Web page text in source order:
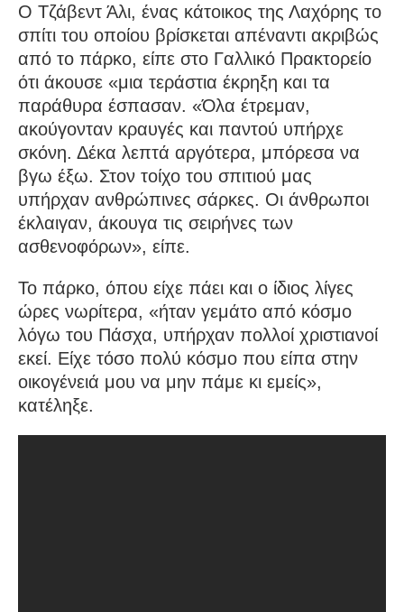
Ο Τζάβεντ Άλι, ένας κάτοικος της Λαχόρης το
σπίτι του οποίου βρίσκεται απέναντι ακριβώς
από το πάρκο, είπε στο Γαλλικό Πρακτορείο
ότι άκουσε «μια τεράστια έκρηξη και τα
παράθυρα έσπασαν. «Όλα έτρεμαν,
ακούγονταν κραυγές και παντού υπήρχε
σκόνη. Δέκα λεπτά αργότερα, μπόρεσα να
βγω έξω. Στον τοίχο του σπιτιού μας
υπήρχαν ανθρώπινες σάρκες. Οι άνθρωποι
έκλαιγαν, άκουγα τις σειρήνες των
ασθενοφόρων», είπε.
Το πάρκο, όπου είχε πάει και ο ίδιος λίγες
ώρες νωρίτερα, «ήταν γεμάτο από κόσμο
λόγω του Πάσχα, υπήρχαν πολλοί χριστιανοί
εκεί. Είχε τόσο πολύ κόσμο που είπα στην
οικογένειά μου να μην πάμε κι εμείς»,
κατέληξε.